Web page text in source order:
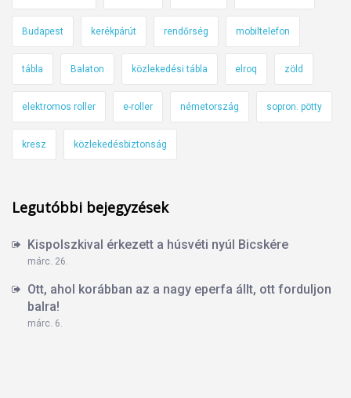
Budapest kerékpárút rendőrség mobiltelefon
tábla Balaton közlekedési tábla elroq zöld
elektromos roller e-roller németország sopron. pötty
kresz közlekedésbiztonság
Legutóbbi bejegyzések
Kispolszkival érkezett a húsvéti nyúl Bicskére
márc. 26.
Ott, ahol korábban az a nagy eperfa állt, ott forduljon
balra!
márc. 6.